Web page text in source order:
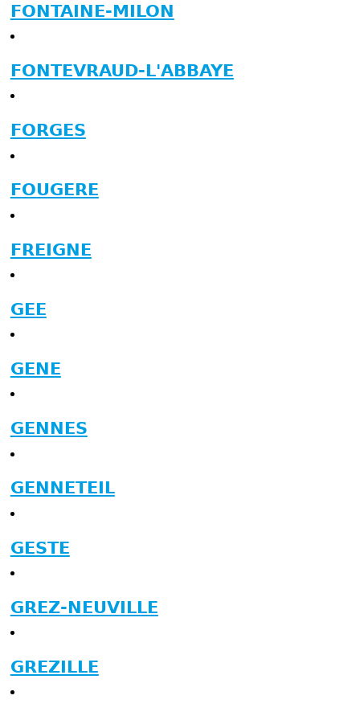
FONTAINE-MILON
FONTEVRAUD-L'ABBAYE
FORGES
FOUGERE
FREIGNE
GEE
GENE
GENNES
GENNETEIL
GESTE
GREZ-NEUVILLE
GREZILLE